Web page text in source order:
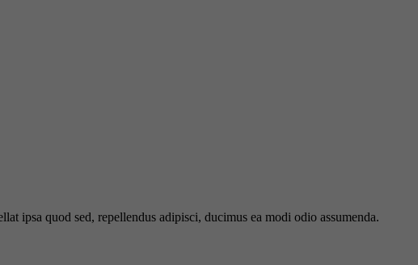
ipsa quod sed, repellendus adipisci, ducimus ea modi odio assumenda.